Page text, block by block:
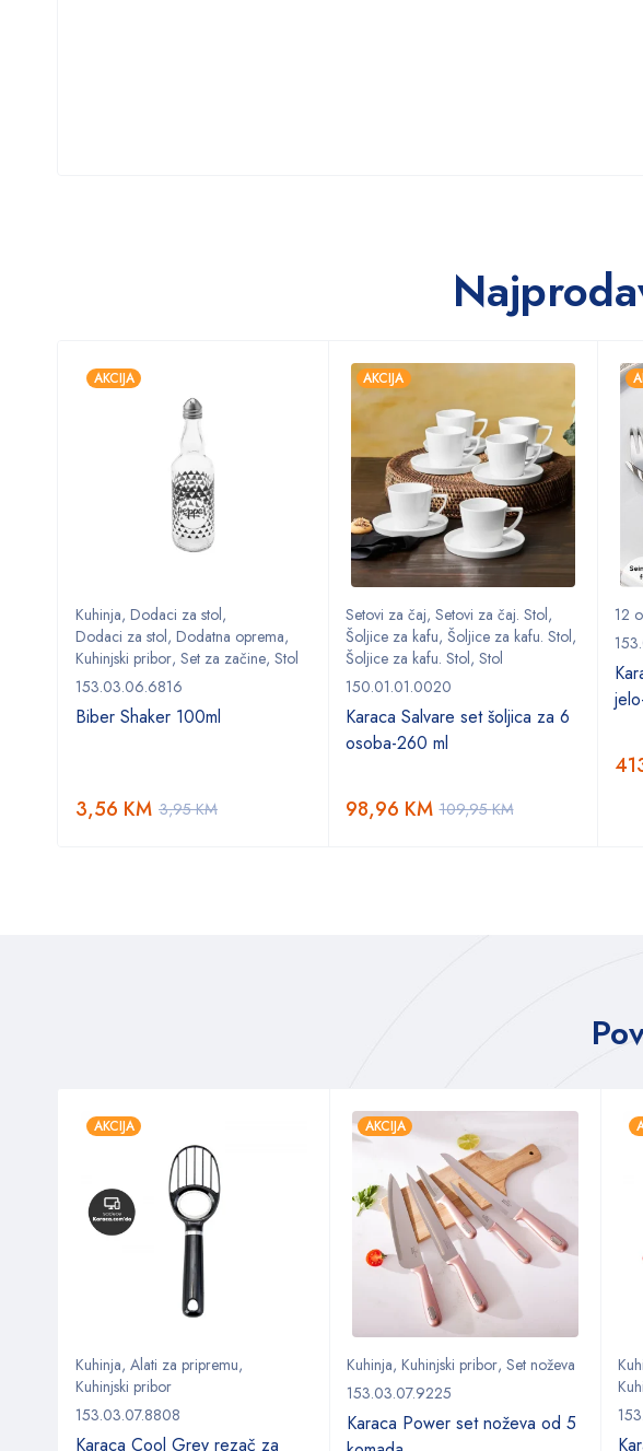
AKCIJA
Kuhinja, Dodaci za stol,
Dodaci za stol, Dodatna oprema,
Kuhinjski pribor, Set za začine, Stol
153.03.06.6816
Biber Shaker 100ml
3,95KM
3,56 KM
AKCIJA
Setovi za čaj, Setovi za čaj. Stol,
Šoljice za kafu, Šoljice za kafu. Stol,
Šoljice za kafu. Stol, Stol
150.01.01.0020
Karaca Salvare set šoljica za 6
osoba-260 ml
109,95KM
98,96 KM
12
AKCIJA
Kuhinja, Alati za pripremu,
Kuhinjski pribor
153.03.07.8808
Karaca Cool Grey rezač za
AKCIJA
Kuhinja, Kuhinjski pribor, Set noževa
153.03.07.9225
Karaca Power set noževa od 5